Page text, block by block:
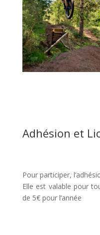
Adhésion et
Pour participer,
Elle est valable pour
de 5€ pour l’année